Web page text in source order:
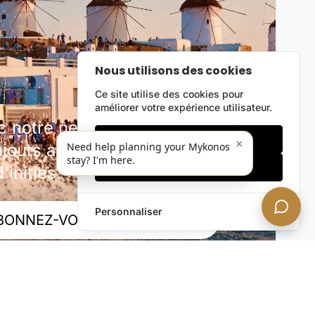
notre newsletter discrète.
au portefeuille, offres
VOUS MAINTENANT !
Nous utilisons des cookies
Ce site utilise des cookies pour
améliorer votre expérience utilisateur.
Personnaliser
Need help planning your Mykonos
stay? I'm here.
×